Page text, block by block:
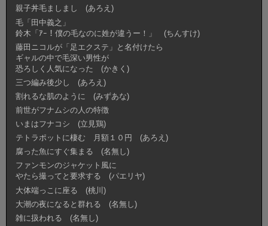
親子丼毛ましまし (あろえ)
毛「田中義之」
鈴木「ｱｰ！僕の毛なのに姓が違うー！」 (ちんすけ)
藤田ニコルが「足エクステ」と名付けたら
ギャルの中で毛深い男性が
恐ろしく人気になった (かきく)
三つ編み後少し (あろえ)
割れるな肌のように (みずあな)
前世がフナムシの人の特徴
いまはフナコシ (立見鶏)
テトラポットに棲む 月額１０円 (あろえ)
腐った魚にすぐ集まる (名無し)
ファンモンのジャケット風に
やたら撮ってと要求する (パエリヤ)
大体端っこに座る (桃川)
大潮の夜になると群れる (名無し)
雑に扱われる (名無し)